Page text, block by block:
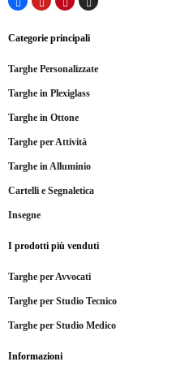
Categorie principali
Targhe Personalizzate
Targhe in Plexiglass
Targhe in Ottone
Targhe per Attività
Targhe in Alluminio
Cartelli e Segnaletica
Insegne
I prodotti più venduti
Targhe per Avvocati
Targhe per Studio Tecnico
Targhe per Studio Medico
Informazioni